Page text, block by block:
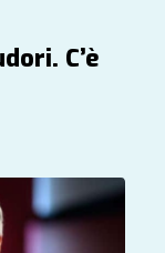
C’è